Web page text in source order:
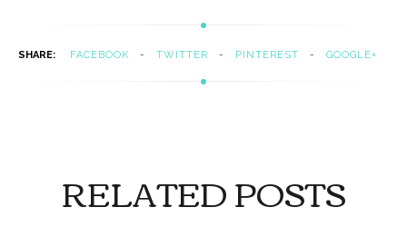
SHARE: FACEBOOK TWITTER PINTEREST GOOGLE+
RELATED POSTS